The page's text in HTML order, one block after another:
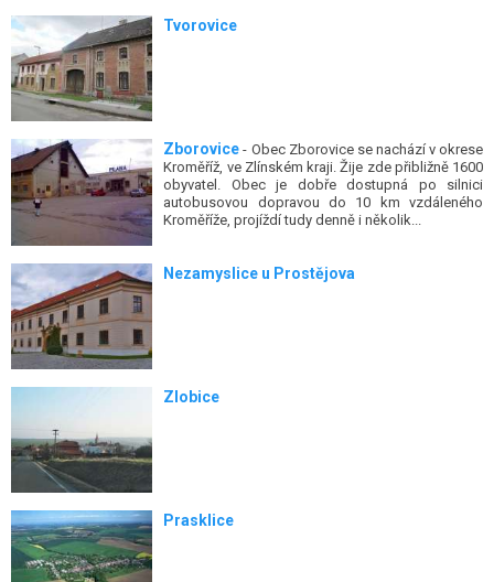
Tvorovice
Zborovice - Obec Zborovice se nachází v okrese
Kroměříž, ve Zlínském kraji. Žije zde přibližně 1600
obyvatel. Obec je dobře dostupná po silnici
autobusovou dopravou do 10 km vzdáleného
Kroměříže, projíždí tudy denně i několik...
Nezamyslice u Prostějova
Zlobice
Prasklice